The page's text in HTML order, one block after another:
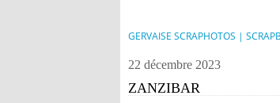
GERVAISE SCRAPHOTOS |
22 décembre 2023
ZANZIBAR